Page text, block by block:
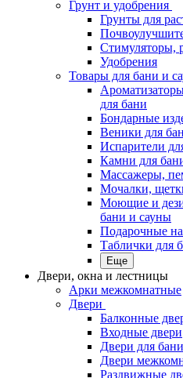
Грунт и удобрения
Грунты для
Стимуляторы,
Удобрения
Товары для бани и
для бани
Бондарные
Веники для
Испарители
Камни для
Массажеры,
Мочалки,
Моющие и
бани и сауны
Подарочные
Таблички для
Еще
Двери, окна и лестницы
Арки межкомнатные
Двери
Балконные
Входные двери
Двери для
Двери
Раздвижные